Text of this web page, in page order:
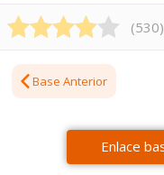
(530)
Base Anterior
Enlace